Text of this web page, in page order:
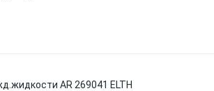
AR 269041 ELTH